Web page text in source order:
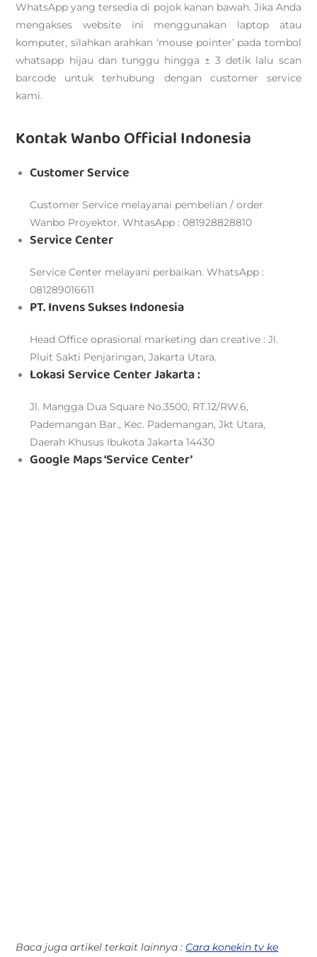
WhatsApp yang tersedia di pojok kanan bawah. Jika Anda
mengakses website ini menggunakan laptop atau
komputer, silahkan arahkan ‘mouse pointer’ pada tombol
whatsapp hijau dan tunggu hingga ± 3 detik lalu scan
barcode untuk terhubung dengan customer service
kami.
Kontak Wanbo Official Indonesia
Customer Service
Customer Service melayanai pembelian / order
Wanbo Proyektor. WhtasApp : 081928828810
Service Center
Service Center melayani perbaikan. WhatsApp :
081289016611
PT. Invens Sukses Indonesia
Head Office oprasional marketing dan creative : Jl.
Pluit Sakti Penjaringan, Jakarta Utara.
Lokasi Service Center Jakarta :
Jl. Mangga Dua Square No.3500, RT.12/RW.6,
Pademangan Bar., Kec. Pademangan, Jkt Utara,
Daerah Khusus Ibukota Jakarta 14430
Google Maps ‘Service Center’
Baca juga artikel terkait lainnya : Cara konekin tv ke